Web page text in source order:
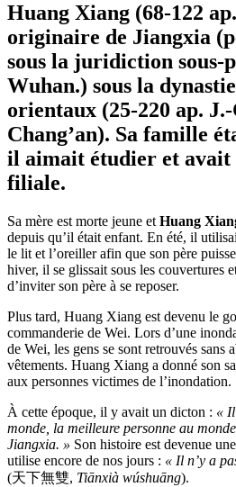
Huang Xiang (68-122
originaire de Jiangxia
sous la juridiction sous-
Wuhan.) sous la
orientaux (25-220 ap.
Chang’an). Sa famille
il aimait étudier et avait
filiale.
Sa mère est morte jeune et Huang
depuis qu’il était enfant. En été, il
le lit et l’oreiller afin que son père
hiver, il se glissait sous les couvertures
d’inviter son père à se reposer.
Plus tard, Huang Xiang est devenu le
commanderie de Wei. Lors d’une
de Wei, les gens se sont retrouvés sans
vêtements. Huang Xiang a donné son
aux personnes victimes de l’inondation.
À cette époque, il y avait un dicton : «
monde, la meilleure personne au
Jiangxia. » Son histoire est devenue
utilise encore de nos jours : « Il n’y a
(天下無雙, Tiānxià wúshuāng).